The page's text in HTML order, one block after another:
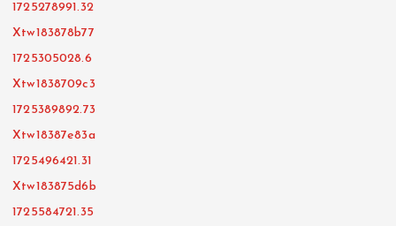
1725278991.32
Xtw183878b77
1725305028.6
Xtw1838709c3
1725389892.73
Xtw18387e83a
1725496421.31
Xtw183875d6b
1725584721.35